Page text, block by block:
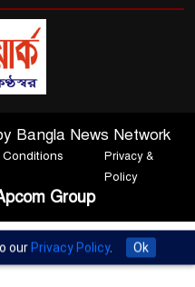
Bangla News Network
Conditions
Privacy &
Policy
Group
our Privacy Policy. Ok